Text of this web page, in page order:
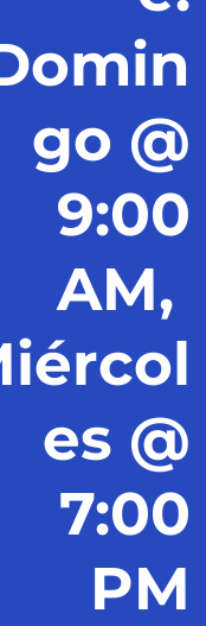
go @
9:00
AM,
es @
7:00
PM